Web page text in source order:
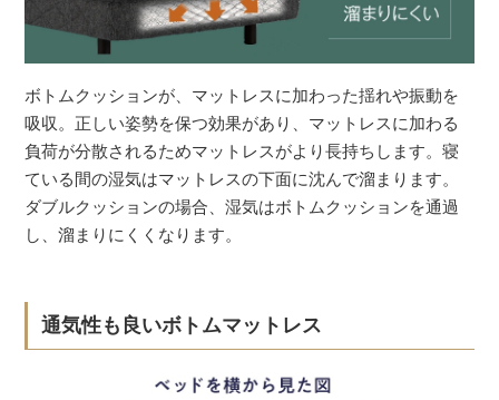
ボトムクッションが、マットレスに加わった揺れや振動を
吸収。正しい姿勢を保つ効果があり、マットレスに加わる
負荷が分散されるためマットレスがより長持ちします。寝
ている間の湿気はマットレスの下面に沈んで溜まります。
ダブルクッションの場合、湿気はボトムクッションを通過
し、溜まりにくくなります。
通気性も良いボトムマットレス